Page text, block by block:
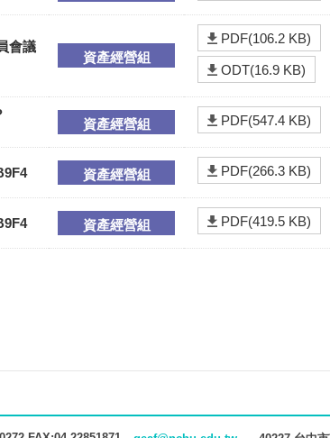
會議
資產經營組
PDF(106.2 KB)
ODT(16.9 KB)
資產經營組 PDF(547.4 KB)
資產經營組 PDF(266.3 KB)
資產經營組 PDF(419.5 KB)